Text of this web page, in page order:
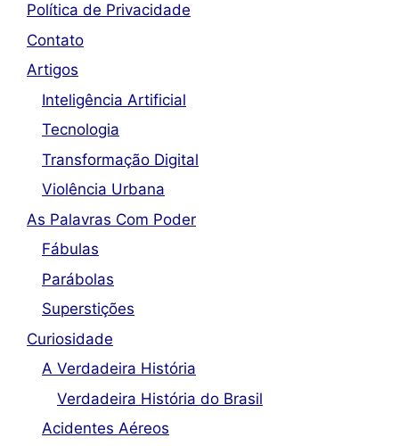
Política de Privacidade
Contato
Artigos
Inteligência Artificial
Tecnologia
Transformação Digital
Violência Urbana
As Palavras Com Poder
Fábulas
Parábolas
Superstições
Curiosidade
A Verdadeira História
Verdadeira História do Brasil
Acidentes Aéreos